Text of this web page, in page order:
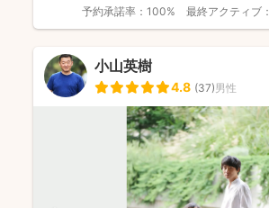
予約承諾率： 100% 最終アクティブ：
小山英樹
4.8 (37)男性